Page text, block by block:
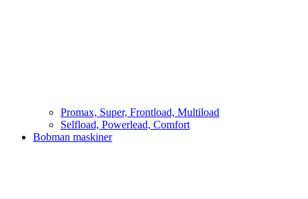
Promax, Super, Frontload, Multiload
Selfload, Powerlead, Comfort
Bobman maskiner